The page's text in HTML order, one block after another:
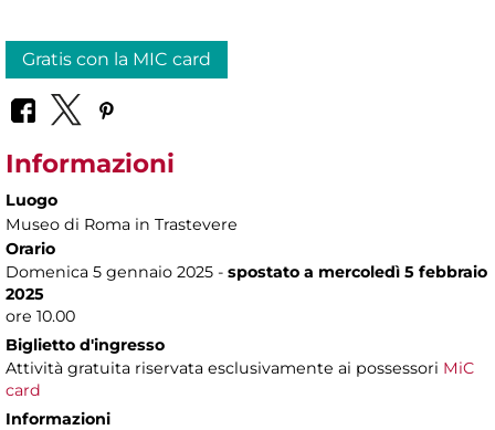
Gratis con la MIC card
Informazioni
Luogo
Museo di Roma in Trastevere
Orario
Domenica 5 gennaio 2025 - spostato a mercoledì 5 febbraio
2025
ore 10.00
Biglietto d'ingresso
Attività gratuita riservata esclusivamente ai possessori MiC
card
Informazioni